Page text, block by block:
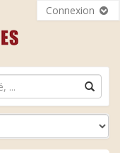
Connexion